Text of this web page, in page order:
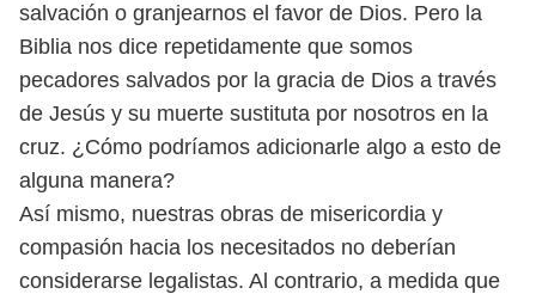
salvación o granjearnos el favor de Dios. Pero la
Biblia nos dice repetidamente que somos
pecadores salvados por la gracia de Dios a través
de Jesús y su muerte sustituta por nosotros en la
cruz. ¿Cómo podríamos adicionarle algo a esto de
alguna manera?
Así mismo, nuestras obras de misericordia y
compasión hacia los necesitados no deberían
considerarse legalistas. Al contrario, a medida que